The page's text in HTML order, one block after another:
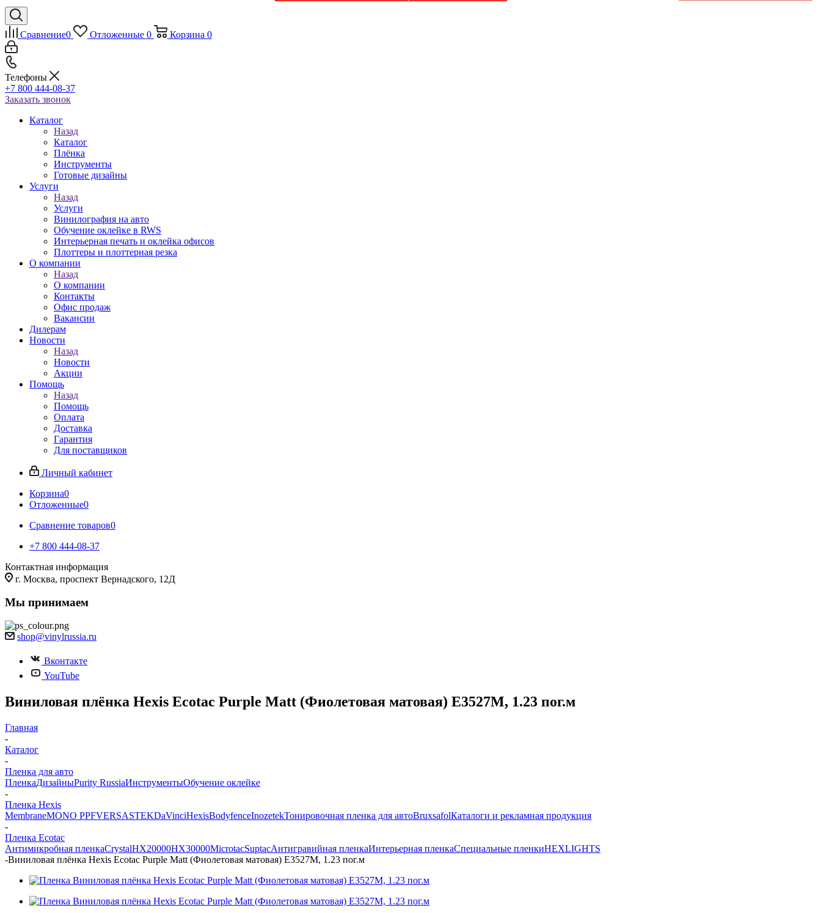
Сравнение0 Отложенные 0 Корзина 0
Телефоны
+7 800 444-08-37
Заказать звонок
Каталог
Назад
Каталог
Плёнка
Инструменты
Готовые дизайны
Услуги
Назад
Услуги
Винилография на авто
Обучение оклейке в RWS
Интерьерная печать и оклейка офисов
Плоттеры и плоттерная резка
О компании
Назад
О компании
Контакты
Офис продаж
Вакансии
Дилерам
Новости
Назад
Новости
Акции
Помощь
Назад
Помощь
Оплата
Доставка
Гарантия
Для поставщиков
Личный кабинет
Корзина0
Отложенные0
Сравнение товаров0
+7 800 444-08-37
Контактная информация
г. Москва, проспект Вернадского, 12Д
Мы принимаем
shop@vinylrussia.ru
Вконтакте
YouTube
Виниловая плёнка Hexis Ecotac Purple Matt (Фиолетовая матовая) E3527M, 1.23 пог.м
Главная
-
Каталог
-
Пленка для авто
ПленкаДизайныPurity RussiaИнструментыОбучение оклейке
-
Пленка Hexis
MembraneMONO PPFVERSASTEKDaVinciHexisBodyfenceInozetekТонировочная пленка для автоBruxsafolКаталоги и рекламная продукция
-
Пленка Ecotac
Антимикробная пленкаCrystalHX20000HX30000MicrotacSuptacАнтигравийная пленкаИнтерьерная пленкаСпециальные пленкиHEXLIGHTS
-Виниловая плёнка Hexis Ecotac Purple Matt (Фиолетовая матовая) E3527M, 1.23 пог.м